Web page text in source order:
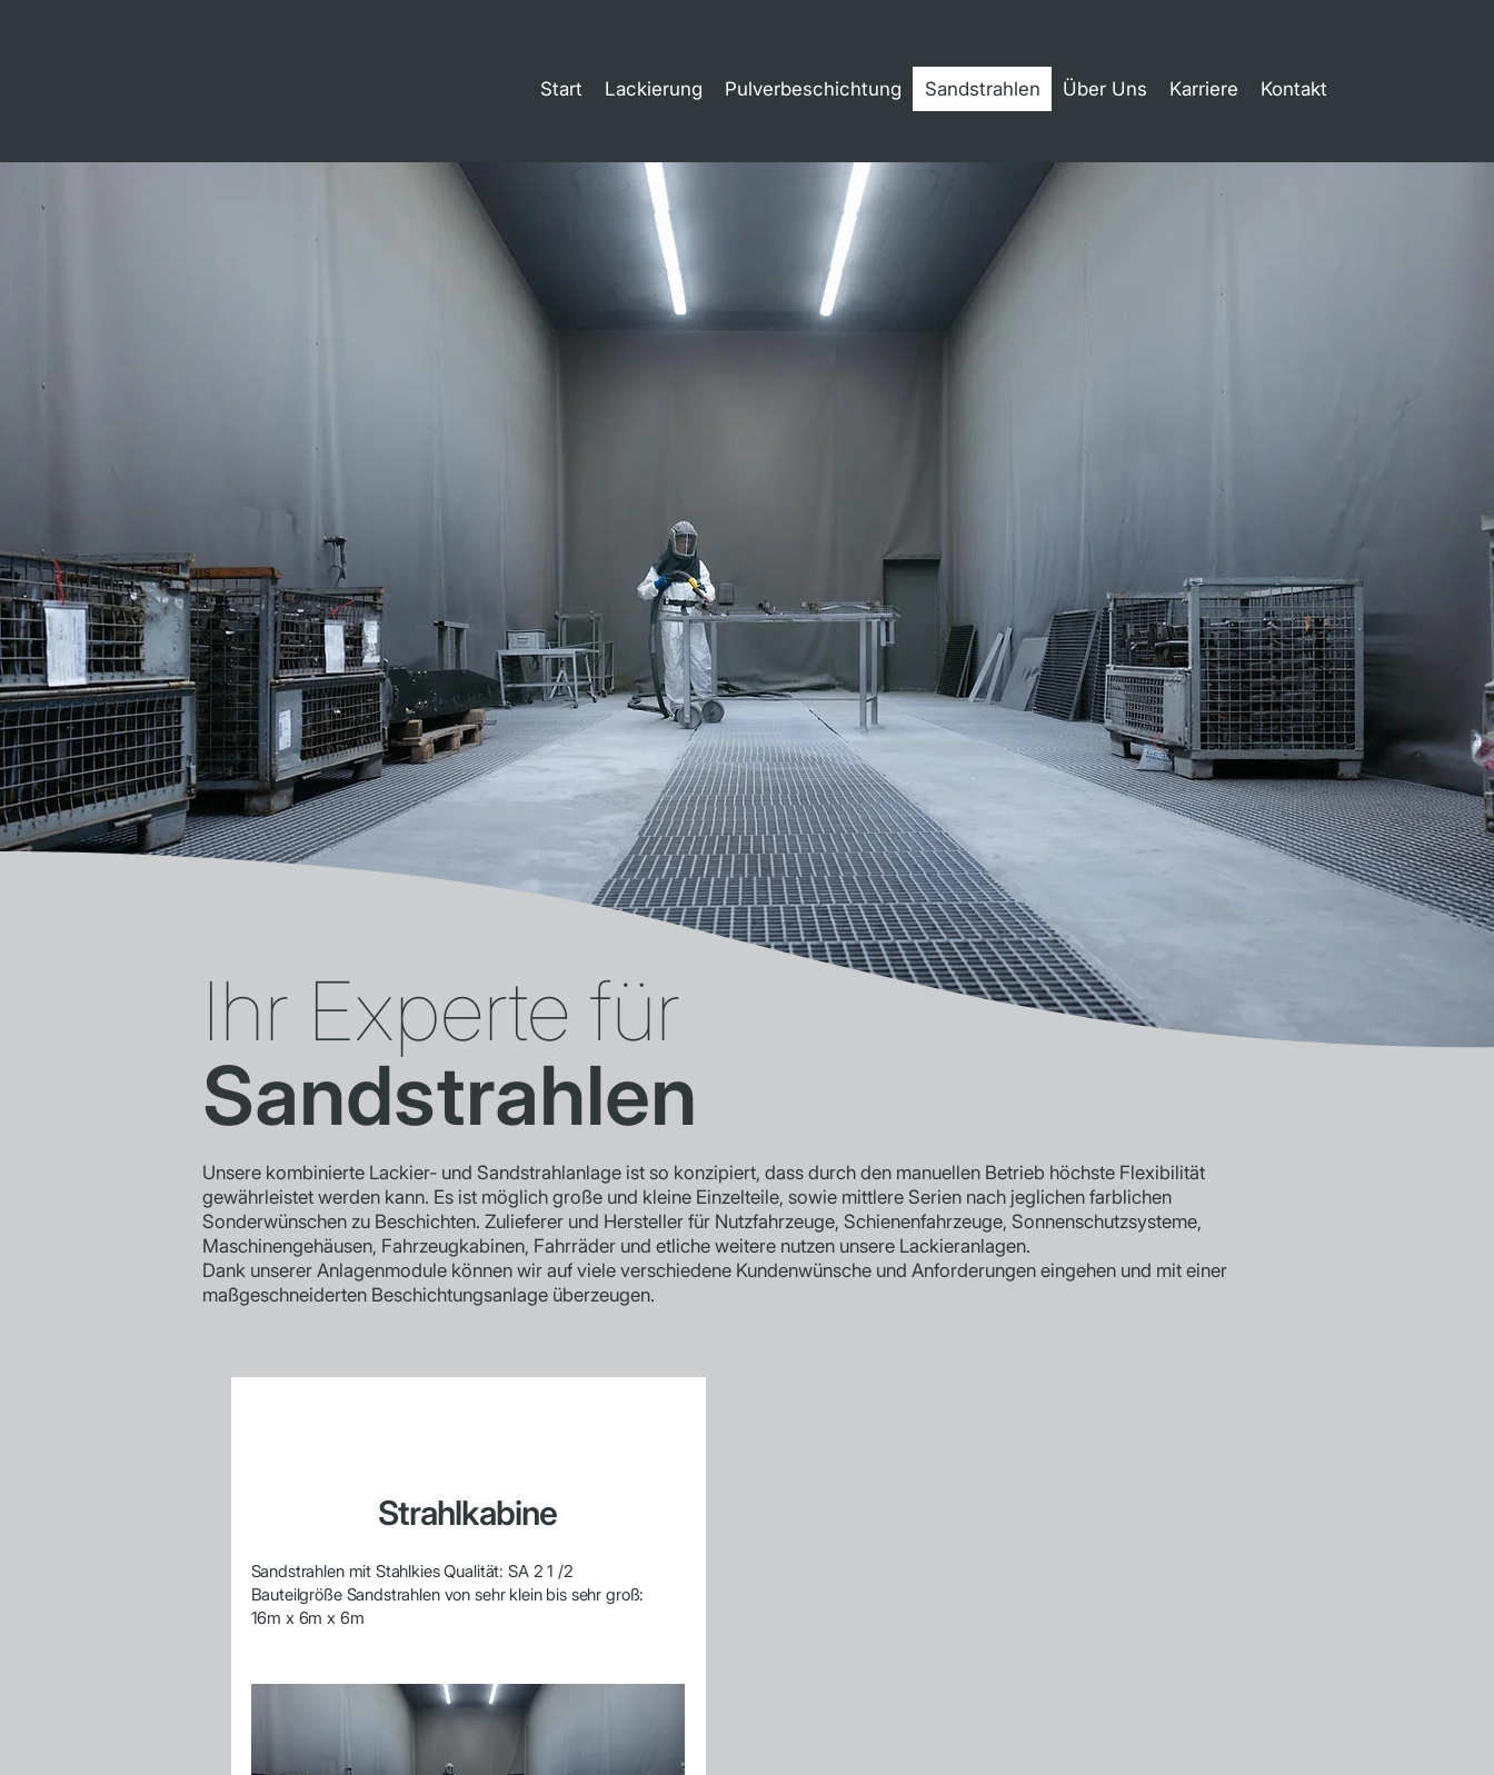
Start Lackierung Pulverbeschichtung Sandstrahlen Über Uns Karriere Kontakt
Ihr Experte für
Sandstrahlen
Unsere kombinierte Lackier- und Sandstrahlanlage ist so konzipiert, dass durch den manuellen Betrieb höchste Flexibilität
gewährleistet werden kann. Es ist möglich große und kleine Einzelteile, sowie mittlere Serien nach jeglichen farblichen
Sonderwünschen zu Beschichten. Zulieferer und Hersteller für Nutzfahrzeuge, Schienenfahrzeuge, Sonnenschutzsysteme,
Maschinengehäusen, Fahrzeugkabinen, Fahrräder und etliche weitere nutzen unsere Lackieranlagen.
Dank unserer Anlagenmodule können wir auf viele verschiedene Kundenwünsche und Anforderungen eingehen und mit einer
maßgeschneiderten Beschichtungsanlage überzeugen.
Strahlkabine
Sandstrahlen mit Stahlkies Qualität: SA 2 1 /2
Bauteilgröße Sandstrahlen von sehr klein bis sehr groß:
16m x 6m x 6m